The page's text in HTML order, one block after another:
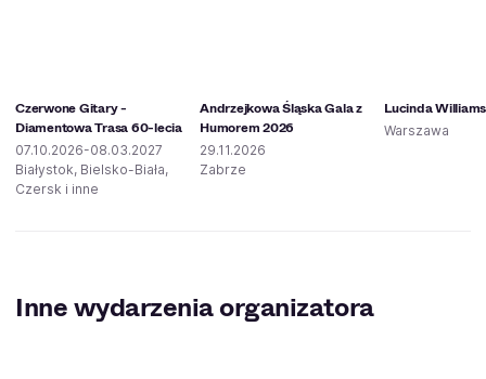
Czerwone Gitary -
Diamentowa Trasa 60-lecia
07.10.2026-08.03.2027
Białystok, Bielsko-Biała,
Czersk i inne
Andrzejkowa Śląska Gala z
Humorem 2026
29.11.2026
Zabrze
Lucinda Williams
Warszawa
Inne wydarzenia organizatora